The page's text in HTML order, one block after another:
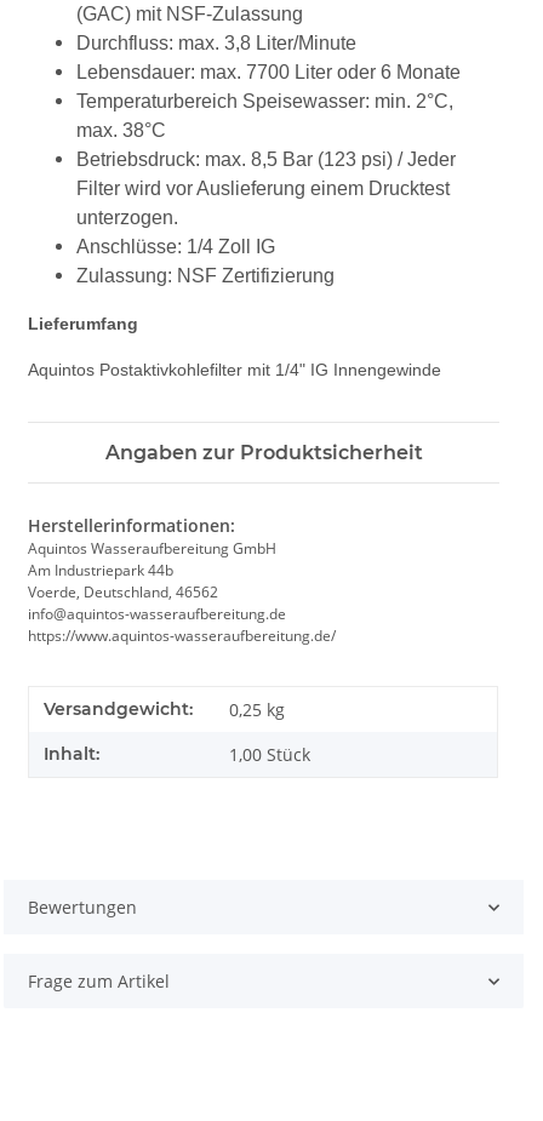
(GAC) mit NSF-Zulassung
Durchfluss: max. 3,8 Liter/Minute
Lebensdauer: max. 7700 Liter oder 6 Monate
Temperaturbereich Speisewasser: min. 2°C,
max. 38°C
Betriebsdruck: max. 8,5 Bar (123 psi) / Jeder
Filter wird vor Auslieferung einem Drucktest
unterzogen.
Anschlüsse: 1/4 Zoll IG
Zulassung: NSF Zertifizierung
Lieferumfang
Aquintos Postaktivkohlefilter mit 1/4" IG Innengewinde
Angaben zur Produktsicherheit
Herstellerinformationen:
Aquintos Wasseraufbereitung GmbH
Am Industriepark 44b
Voerde, Deutschland, 46562
info@aquintos-wasseraufbereitung.de
https://www.aquintos-wasseraufbereitung.de/
Versandgewicht: 0,25 kg
Inhalt: 1,00 Stück
Bewertungen
Frage zum Artikel